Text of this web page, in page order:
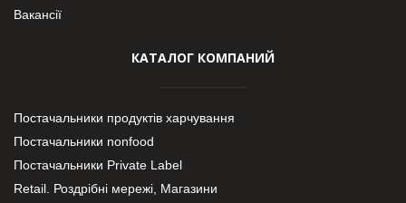
Вакансії
КАТАЛОГ КОМПАНИЙ
Постачальники продуктів харчування
Постачальники nonfood
Постачальники Private Label
Retail. Роздрібні мережі, Магазини